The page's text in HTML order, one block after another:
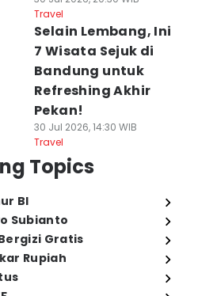
Travel
Selain Lembang, Ini
7 Wisata Sejuk di
Bandung untuk
Refreshing Akhir
Pekan!
30 Jul 2026, 14:30 WIB
Travel
Topics
BI
Subianto
Gratis
Rupiah